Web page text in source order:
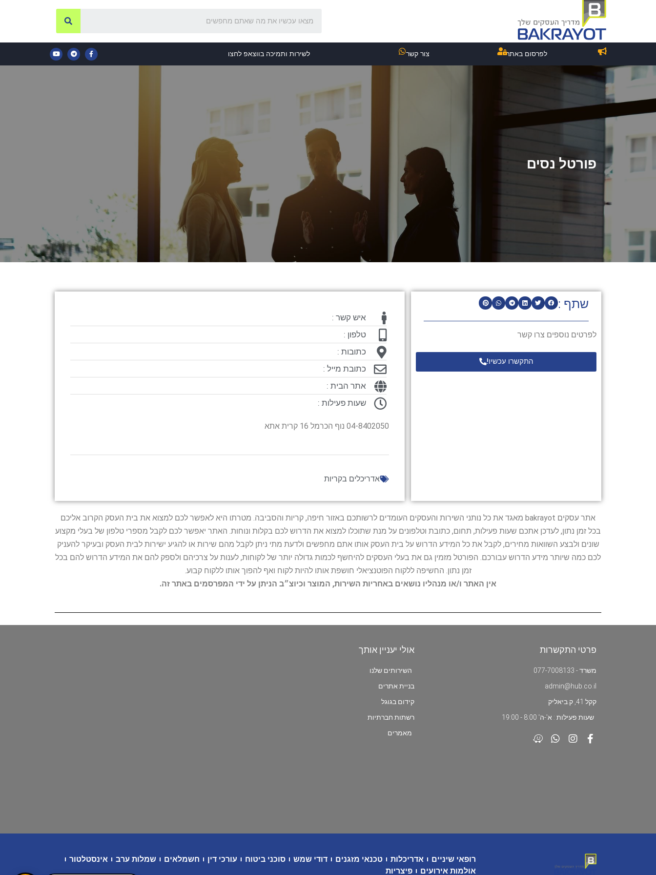
לפרסום באתר צור קשר לשירות ותמיכה בווצאפ לחצו
פורטל נסים
שתף :
לפרטים נוספים צרו קשר
התקשרו עכשיו!
איש קשר :
טלפון :
כתובות :
כתובת מייל :
אתר הבית :
שעות פעילות :
04-8402050 נוף הכרמל 16 קרית אתא
אדריכלים בקריות
אתר עסקים bakrayot מאגד את כל נותני השירות והעסקים העומדים לרשותכם באזור חיפה, קריות והסביבה. מטרתו היא לאפשר לכם למצוא את בית העסק הקרוב אליכם
בכל זמן נתון, לעדכן אתכם שעות פעילות, תחום, כתובת וטלפונים על מנת שתוכלו למצוא את הדרוש לכם בקלות ונוחות. האתר יאפשר לכם לקבל מספרי טלפון של בעלי מקצוע
שונים ולבצע השוואות מחירים, לקבל את כל המידע הדרוש על בית העסק אותו אתם מחפשים ולדעת מתי ניתן לקבל מהם שירות או להגיע ישירות לבית העסק ובעיקר להעניק
לכם כמה שיותר מידע הדרוש עבורכם. הפורטל מזמין גם את בעלי העסקים להיחשף לכמות גדולה יותר של לקוחות, לענות על צרכיהם ולספק להם את המידע הדרוש להם בכל
זמן נתון. החשיפה ללקוח הפוטנציאלי חושפת אותו להיות לקוח ואף להפוך אותו ללקוח קבוע.
אין האתר ו/או מנהליו נושאים באחריות השירות, המוצר וכיוצ״ב הניתן על ידי המפרסמים באתר זה.
פרטי התקשרות
משרד - 077-7008133
admin@hub.co.il
קקל 41, ק.ביאליק
שעות פעילות : א'-ה' 8:00 - 19:00
אולי יעניין אותך
השירותים שלנו
בניית אתרים
קידום בגוגל
רשתות חברתיות
מאמרים
רופאי שיניים אדריכלות טכנאי מזגנים דודי שמש סוכני ביטוח עורכי דין חשמלאים שמלות ערב
אינסטלטור
אולמות אירועים
פיצריות